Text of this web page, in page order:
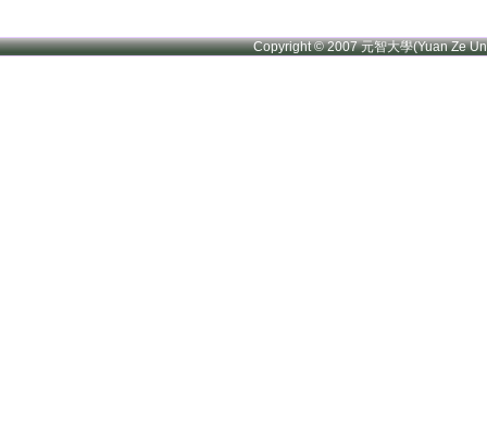
Copyright © 2007 元智大學(Yuan Ze